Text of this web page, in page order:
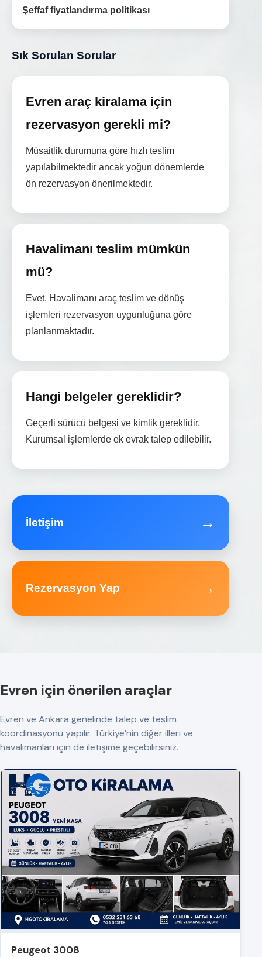
Şeffaf fiyatlandırma politikası
Sık Sorulan Sorular
Evren araç kiralama için
rezervasyon gerekli mi?
Müsaitlik durumuna göre hızlı teslim
yapılabilmektedir ancak yoğun dönemlerde
ön rezervasyon önerilmektedir.
Havalimanı teslim mümkün
mü?
Evet. Havalimanı araç teslim ve dönüş
işlemleri rezervasyon uygunluğuna göre
planlanmaktadır.
Hangi belgeler gereklidir?
Geçerli sürücü belgesi ve kimlik gereklidir.
Kurumsal işlemlerde ek evrak talep edilebilir.
İletişim →
Rezervasyon Yap →
Evren için önerilen araçlar
Evren ve Ankara genelinde talep ve teslim
koordinasyonu yapılır. Türkiye’nin diğer illeri ve
havalimanları için de iletişime geçebilirsiniz.
Peugeot 3008